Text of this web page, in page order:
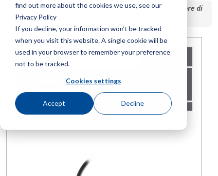
find out more about the cookies we use, see our
Privacy Policy
If you decline, your information won’t be tracked
when you visit this website. A single cookie will be
used in your browser to remember your preference
not to be tracked.
Cookies settings
Accept Decline
Inizio / Biblioteca /Manuale utente IOM del commutatore di
vibrazioni allo stato solido IMI 686B